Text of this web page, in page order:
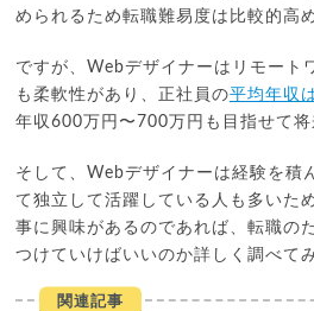
められるため転職難易度は比較的高
ですが、Webデザイナーはリモート
も柔軟性があり、正社員の平均年収
年収600万円〜700万円も目指せて将
そして、Webデザイナーは経験を積
て独立して活躍している人も多いた
事に興味があるのであれば、転職の
つけていけばいいのか詳しく調べて
関連記事